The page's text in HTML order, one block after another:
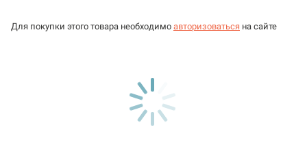
Для покупки этого товара необходимо авторизоваться на сайте